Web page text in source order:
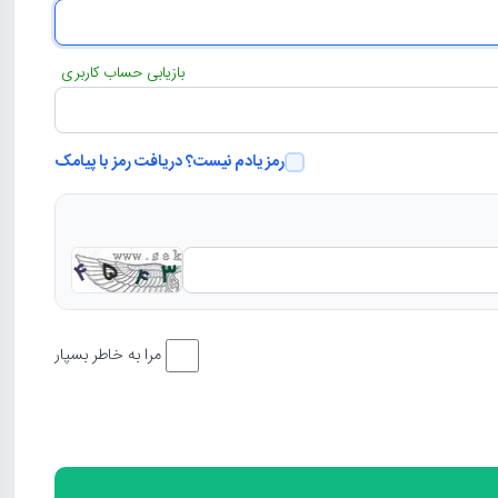
بازیابی حساب کاربری
رمز یادم نیست؟ دریافت رمز با پیامک
مرا به خاطر بسپار